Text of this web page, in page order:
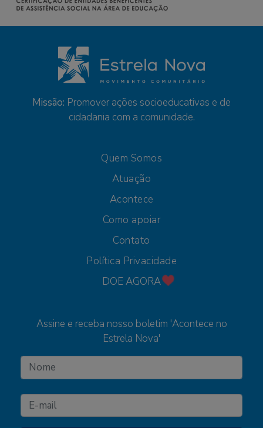
Missão: Promover ações socioeducativas e de
cidadania com a comunidade.
Quem Somos
Atuação
Acontece
Como apoiar
Contato
Política Privacidade
DOE AGORA
Assine e receba nosso boletim 'Acontece no
Estrela Nova'